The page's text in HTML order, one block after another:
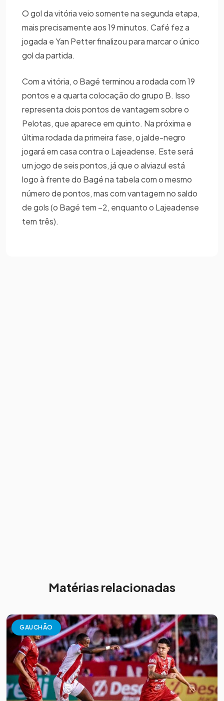
O gol da vitória veio somente na segunda etapa,
mais precisamente aos 19 minutos. Café fez a
jogada e Yan Petter finalizou para marcar o único
gol da partida.
Com a vitória, o Bagé terminou a rodada com 19
pontos e a quarta colocação do grupo B. Isso
representa dois pontos de vantagem sobre o
Pelotas, que aparece em quinto. Na próxima e
última rodada da primeira fase, o jalde-negro
jogará em casa contra o Lajeadense. Este será
um jogo de seis pontos, já que o alviazul está
logo à frente do Bagé na tabela com o mesmo
número de pontos, mas com vantagem no saldo
de gols (o Bagé tem –2, enquanto o Lajeadense
tem três).
Matérias relacionadas
GAUCHÃO